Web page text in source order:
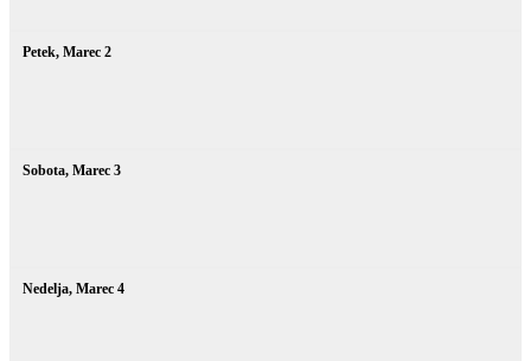
Petek, Marec 2
Sobota, Marec 3
Nedelja, Marec 4